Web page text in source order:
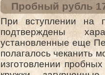
Пробный рубль
При вступлении на
подтверждены
установленные еще
полагалось чеканить
изготовлении